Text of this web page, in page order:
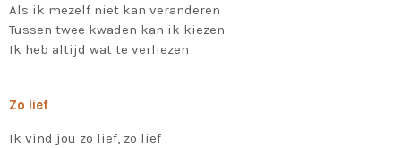
Als ik mezelf niet kan veranderen
Tussen twee kwaden kan ik kiezen
Ik heb altijd wat te verliezen
Zo lief
Ik vind jou zo lief, zo lief